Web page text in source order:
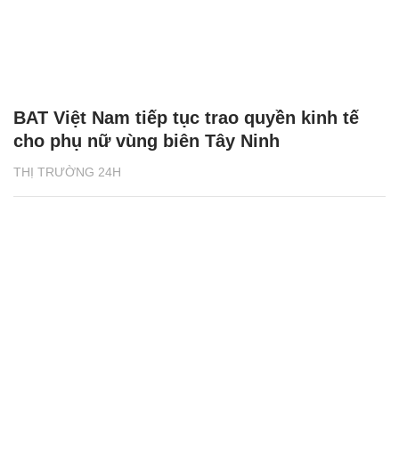
THỊ TRƯỜNG 24H
BAT Việt Nam tiếp tục trao quyền kinh tế
cho phụ nữ vùng biên Tây Ninh